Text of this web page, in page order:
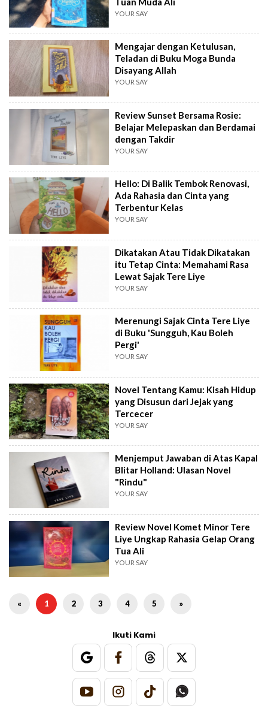
YOUR SAY
Mengajar dengan Ketulusan,
Teladan di Buku Moga Bunda
Disayang Allah
YOUR SAY
Review Sunset Bersama Rosie:
Belajar Melepaskan dan Berdamai
dengan Takdir
YOUR SAY
Hello: Di Balik Tembok Renovasi,
Ada Rahasia dan Cinta yang
Terbentur Kelas
YOUR SAY
Dikatakan Atau Tidak Dikatakan
itu Tetap Cinta: Memahami Rasa
Lewat Sajak Tere Liye
YOUR SAY
Merenungi Sajak Cinta Tere Liye
di Buku 'Sungguh, Kau Boleh
Pergi'
YOUR SAY
Novel Tentang Kamu: Kisah Hidup
yang Disusun dari Jejak yang
Tercecer
YOUR SAY
Menjemput Jawaban di Atas Kapal
Blitar Holland: Ulasan Novel
"Rindu"
YOUR SAY
Review Novel Komet Minor Tere
Liye Ungkap Rahasia Gelap Orang
Tua Ali
YOUR SAY
« 1 2 3 4 5 »
Ikuti Kami